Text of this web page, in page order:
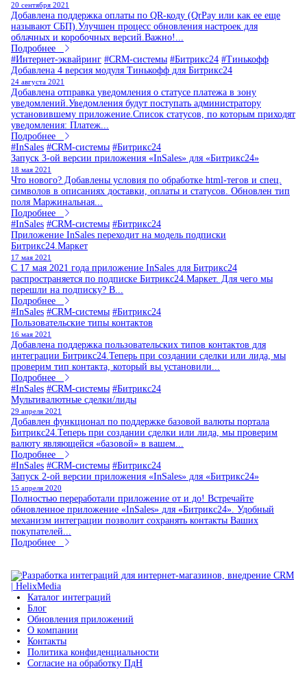
20 сентября 2021
Добавлена поддержка оплаты по QR-коду (QrPay или как ее еще
называют СБП).Улучшен процесс обновления настроек для
облачных и коробочных версий.Важно!...
Подробнее
#Интернет-эквайринг #CRM-системы #Битрикс24 #Тинькофф
Добавлена 4 версия модуля Тинькофф для Битрикс24
24 августа 2021
Добавлена отправка уведомления о статусе платежа в зону
уведомлений.Уведомления будут поступать администратору
установившему приложение.Список статусов, по которым приходят
уведомления: Платеж...
Подробнее
#InSales #CRM-системы #Битрикс24
Запуск 3-ой версии приложения «InSales» для «Битрикс24»
18 мая 2021
Что нового? Добавлены условия по обработке html-тегов и спец.
символов в описаниях доставки, оплаты и статусов. Обновлен тип
поля Маржинальная...
Подробнее
#InSales #CRM-системы #Битрикс24
Приложение InSales переходит на модель подписки
Битрикс24.Маркет
17 мая 2021
С 17 мая 2021 года приложение InSales для Битрикс24
распространяется по подписке Битрикс24.Маркет. Для чего мы
перешли на подписку? В...
Подробнее
#InSales #CRM-системы #Битрикс24
Пользовательские типы контактов
16 мая 2021
Добавлена поддержка пользовательских типов контактов для
интеграции Битрикс24.Теперь при создании сделки или лида, мы
проверим тип контакта, который вы установили...
Подробнее
#InSales #CRM-системы #Битрикс24
Мультивалютные сделки/лиды
29 апреля 2021
Добавлен функционал по поддержке базовой валюты портала
Битрикс24.Теперь при создании сделки или лида, мы проверим
валюту являющейся «базовой» в вашем...
Подробнее
#InSales #CRM-системы #Битрикс24
Запуск 2-ой версии приложения «InSales» для «Битрикс24»
15 апреля 2020
Полностью переработали приложение от и до! Встречайте
обновленное приложение «InSales» для «Битрикс24». Удобный
механизм интеграции позволит сохранять контакты Ваших
покупателей...
Подробнее
Каталог интеграций
Блог
Обновления приложений
О компании
Контакты
Политика конфиденциальности
Согласие на обработку ПдН